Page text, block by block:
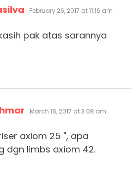
says:
February 26, 2017 at 11:16 am
pak atas sarannya
says:
March 16, 2017 at 3:08 am
axiom 25 ", apa
dgn limbs axiom 42.